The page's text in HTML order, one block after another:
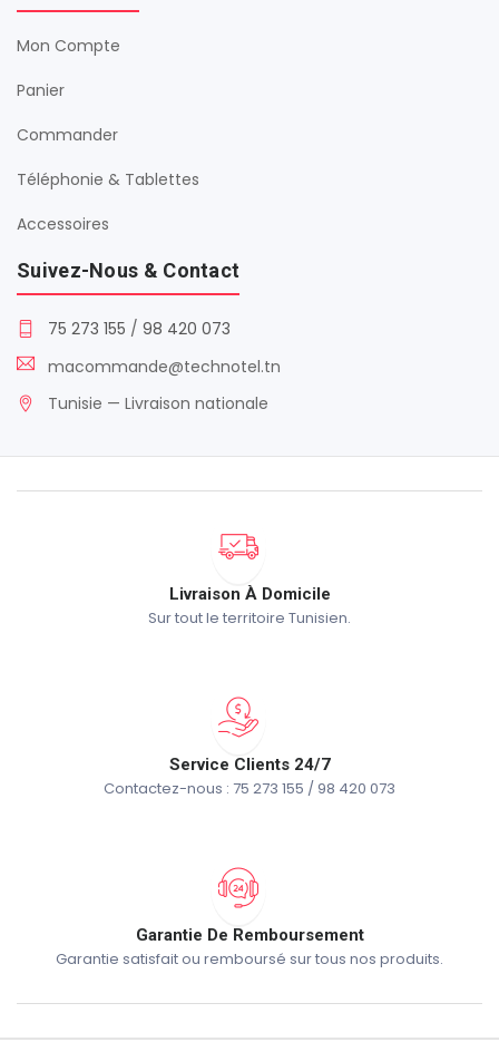
Mon Compte
Panier
Commander
Téléphonie & Tablettes
Accessoires
Suivez-Nous & Contact
75 273 155 / 98 420 073
macommande@technotel.tn
Tunisie — Livraison nationale
Livraison À Domicile
Sur tout le territoire Tunisien.
Service Clients 24/7
Contactez-nous : 75 273 155 / 98 420 073
Garantie De Remboursement
Garantie satisfait ou remboursé sur tous nos produits.